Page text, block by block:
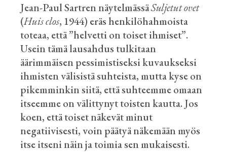
Jean-Paul Sartren näytelmässäSuljetut ovet
(Huisclos, 1944) eräs henkilöhahmoista
toteaa, että ”helvetti on toiset ihmiset”.
Usein tämä lausahdus tulkitaan
äärimmäisen pessimistiseksi kuvaukseksi
ihmisten välisistä suhteista, mutta kyse on
pikemminkin siitä, että suhteemme omaan
itseemme on välittynyt toisten kautta. Jos
koen, että toiset näkevät minut
negatiivisesti, voin päätyä näkemään myös
itse itseni näin ja toimia sen mukaisesti.